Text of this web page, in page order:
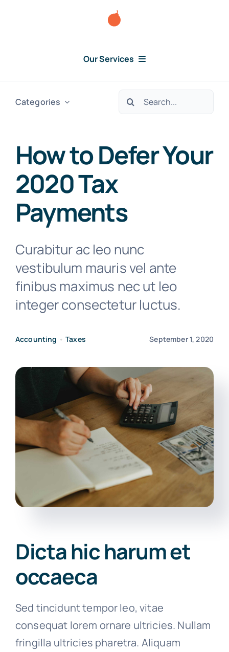
Our Services
Judgment
About Us
News
Free Consultation
Categories
Search
How to Defer Your
2020 Tax
Payments
Curabitur ac leo nunc
vestibulum mauris vel ante
finibus maximus nec ut leo
integer consectetur luctus.
Accounting •Taxes September 1, 2020
Dicta hic harum et
occaeca
Sed tincidunt tempor leo, vitae
consequat lorem ornare ultricies. Nullam
fringilla ultricies pharetra. Aliquam